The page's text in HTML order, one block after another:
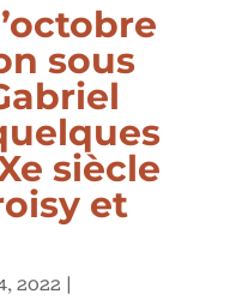
sous
siècle
et
2022 |